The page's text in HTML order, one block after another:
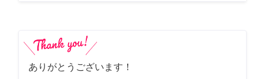
ありがとうございます！